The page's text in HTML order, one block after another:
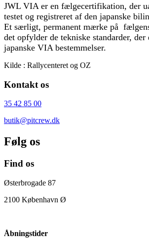
JWL VIA er en fælgecertifikation, der
testet og registreret af den japanske
Et særligt, permanent mærke på
det opfylder de tekniske standarder,
japanske VIA bestemmelser.
Kilde : Rallycenteret og OZ
Kontakt os
35 42 85 00
butik@pitcrew.dk
Følg os
Find os
Østerbrogade 87
2100 København Ø
Åbningstider